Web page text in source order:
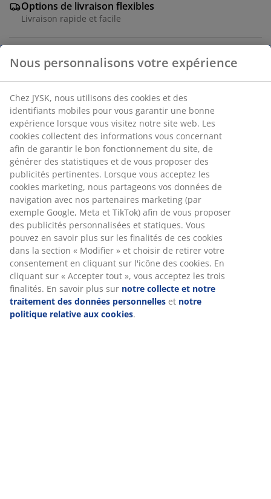
Options de livraison flexibles
Livraison rapide et facile
Numéro d’article: 6507101
Spécifications
Avis
(28)
Livraison
Nous personnalisons votre expérience
Chez JYSK, nous utilisons des cookies et des identifiants
mobiles pour vous garantir une bonne expérience lorsque
vous visitez notre site web. Les cookies collectent des
informations vous concernant afin de garantir le bon
fonctionnement du site, de générer des statistiques et de
vous proposer des publicités pertinentes. Lorsque vous
acceptez les cookies marketing, nous partageons vos
données de navigation avec nos partenaires marketing (par
exemple Google, Meta et TikTok) afin de vous proposer des
publicités personnalisées et statiques. Vous pouvez en
savoir plus sur les finalités de ces cookies dans la section «
Modifier » et choisir de retirer votre consentement en
cliquant sur l'icône des cookies. En cliquant sur « Accepter